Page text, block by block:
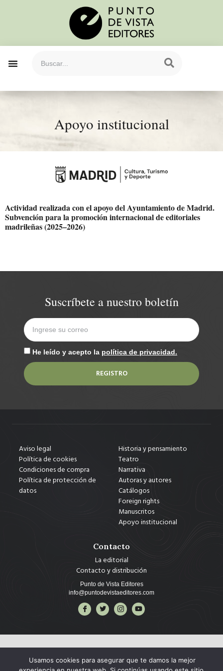
Apoyo institucional
Actividad realizada con el apoyo del Ayuntamiento de Madrid.
Subvención para la promoción internacional de editoriales
madrileñas (2025–2026)
Suscríbete a nuestro boletín
He leído y acepto la política de privacidad.
REGISTRO
Aviso legal
Política de cookies
Condiciones de compra
Política de protección de
datos
Historia y pensamiento
Teatro
Narrativa
Autoras y autores
Catálogos
Foreign rights
Manuscritos
Apoyo institucional
Contacto
La editorial
Contacto y distribución
Punto de Vista Editores
info@puntodevistaeditores.com
Usamos cookies para asegurar que te damos la mejor